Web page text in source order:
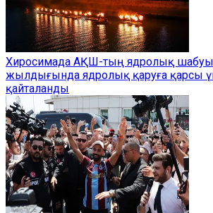
Хиросимада АҚШ-тың ядролық
жылдығында ядролық қаруға қарсы
қайталанды